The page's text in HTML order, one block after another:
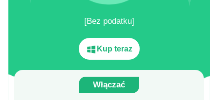
[Bez podatku]
Kup teraz
Włączać